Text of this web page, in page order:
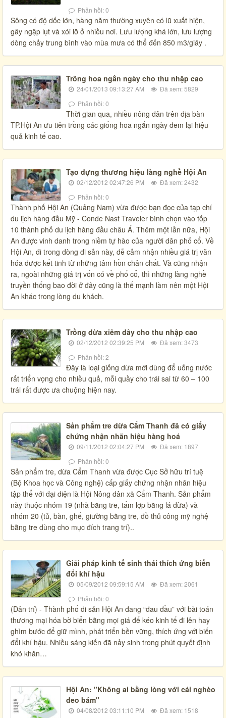
Phản hồi: 0
Sông có độ dốc lớn, hàng năm thường xuyên có lũ xuất hiện,
gây ngập lụt và xói lỡ ở nhiều nơi. Lưu lượng khá lớn, lưu lượng
dòng chảy trung bình vào mùa mưa có thể đến 850 m3/giây .
Trồng hoa ngắn ngày cho thu nhập cao
24/01/2013 09:13:27 AM
Đã xem: 5829
Phản hồi: 0
Thời gian qua, nhiều nông dân trên địa bàn
TP.Hội An ưu tiên trồng các giống hoa ngắn ngày đem lại hiệu
quả kinh tế cao.
Tạo dựng thương hiệu làng nghề Hội An
02/12/2012 02:47:26 PM
Đã xem: 2432
Phản hồi: 0
Thành phố Hội An (Quảng Nam) vừa được bạn đọc của tạp chí
du lịch hàng đầu Mỹ - Conde Nast Traveler bình chọn vào tốp
10 thành phố du lịch hàng đầu châu Á. Thêm một lần nữa, Hội
An được vinh danh trong niềm tự hào của người dân phố cổ. Về
Hội An, đi trong dòng di sản này, dễ cảm nhận nhiều giá trị văn
hóa được kết tinh từ những tâm hồn chân chất. Và cũng nhận
ra, ngoài những giá trị vốn có về phố cổ, thì những làng nghề
truyền thống bao đời ở đây cũng là thế mạnh làm nên một Hội
An khác trong lòng du khách.
Trồng dừa xiêm dây cho thu nhập cao
02/12/2012 02:39:25 PM
Đã xem: 3473
Phản hồi: 2
Đây là loại giống dừa mới dùng để uống nước
rất triển vọng cho nhiều quả, mỗi quầy cho trái sai từ 60 – 100
trái rất được ưa chuộng hiện nay.
Sản phẩm tre dừa Cẩm Thanh đã có giấy
chứng nhận nhãn hiệu hàng hoá
09/11/2012 02:04:27 PM
Đã xem: 1897
Phản hồi: 0
Sản phẩm tre, dừa Cẩm Thanh vừa được Cục Sở hữu trí tuệ
(Bộ Khoa học và Công nghệ) cấp giấy chứng nhận nhãn hiệu
tập thể với đại diện là Hội Nông dân xã Cẩm Thanh. Sản phẩm
này thuộc nhóm 19 (nhà bằng tre, tấm lợp bằng lá dừa) và
nhóm 20 (tủ, bàn, ghế, giường bằng tre, đồ thủ công mỹ nghệ
bằng tre dùng cho mục đích trang trí)..
Giải pháp kinh tế sinh thái thích ứng biến
đổi khí hậu
05/09/2012 09:59:15 AM
Đã xem: 2061
Phản hồi: 0
(Dân trí) - Thành phố di sản Hội An đang “đau đầu” với bài toán
thương mại hóa bờ biển bằng mọi giá để kéo kinh tế đi lên hay
ghìm bước để giữ mình, phát triển bền vững, thích ứng với biến
đổi khí hậu. Nhiều sáng kiến đã nảy sinh trong phút quyết định
khó khăn…
Hội An: "Không ai bằng lòng với cái nghèo
đeo bám"
04/08/2012 03:11:10 PM Đã xem: 1518